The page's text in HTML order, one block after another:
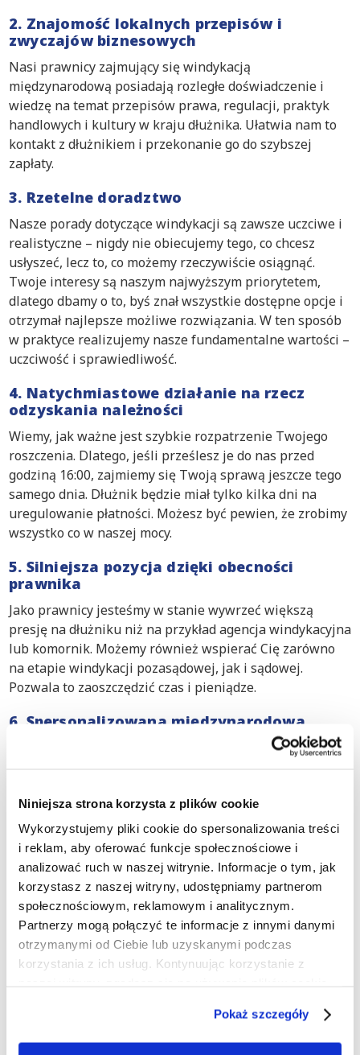
Niniejsza strona korzysta z plików cookie
Wykorzystujemy pliki cookie do spersonalizowania treści
i reklam, aby oferować funkcje społecznościowe i
analizować ruch w naszej witrynie. Informacje o tym, jak
korzystasz z naszej witryny, udostępniamy partnerom
społecznościowym, reklamowym i analitycznym.
Partnerzy mogą połączyć te informacje z innymi danymi
otrzymanymi od Ciebie lub uzyskanymi podczas
korzystania z ich usług. Kontynuując korzystanie z
Pokaż szczegóły
2. Znajomość lokalnych przepisów i
zwyczajów biznesowych
Nasi prawnicy zajmujący się windykacją
międzynarodową posiadają rozległe doświadczenie i
wiedzę na temat przepisów prawa, regulacji, praktyk
handlowych i kultury w kraju dłużnika. Ułatwia nam to
kontakt z dłużnikiem i przekonanie go do szybszej
zapłaty.
3. Rzetelne doradztwo
Nasze porady dotyczące windykacji są zawsze uczciwe i
realistyczne – nigdy nie obiecujemy tego, co chcesz
usłyszeć, lecz to, co możemy rzeczywiście osiągnąć.
Twoje interesy są naszym najwyższym priorytetem,
dlatego dbamy o to, byś znał wszystkie dostępne opcje i
otrzymał najlepsze możliwe rozwiązania. W ten sposób
w praktyce realizujemy nasze fundamentalne wartości –
uczciwość i sprawiedliwość.
4. Natychmiastowe działanie na rzecz
odzyskania należności
Wiemy, jak ważne jest szybkie rozpatrzenie Twojego
roszczenia. Dlatego, jeśli prześlesz je do nas przed
godziną 16:00, zajmiemy się Twoją sprawą jeszcze tego
samego dnia. Dłużnik będzie miał tylko kilka dni na
uregulowanie płatności. Możesz być pewien, że zrobimy
wszystko co w naszej mocy.
5. Silniejsza pozycja dzięki obecności
prawnika
Jako prawnicy jesteśmy w stanie wywrzeć większą
presję na dłużniku niż na przykład agencja windykacyjna
lub komornik. Możemy również wspierać Cię zarówno
na etapie windykacji pozasądowej, jak i sądowej.
Pozwala to zaoszczędzić czas i pieniądze.
6. Spersonalizowana międzynarodowa
porady dostosowane do Twoich potrzeb
Jesteśmy ekspertami w
międzynarodowej windykacji należności
Działamy nieprzerwanie od 1952 roku
Znamy prawo międzynarodowe i lokalne
Specjalizujemy się w odzyskiwaniu długów
zagranicznych